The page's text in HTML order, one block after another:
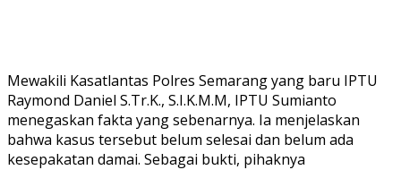
Mewakili Kasatlantas Polres Semarang yang baru IPTU
Raymond Daniel S.Tr.K., S.I.K.M.M, IPTU Sumianto
menegaskan fakta yang sebenarnya. Ia menjelaskan
bahwa kasus tersebut belum selesai dan belum ada
kesepakatan damai. Sebagai bukti, pihaknya